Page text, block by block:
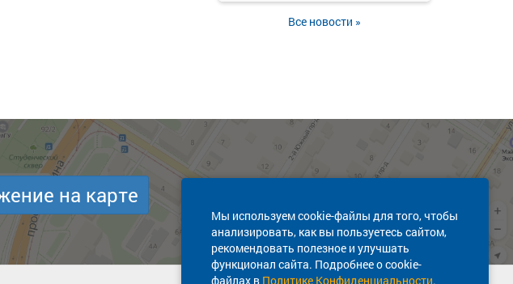
Все новости »
Мы используем cookie-файлы для того, чтобы
анализировать, как вы пользуетесь сайтом,
рекомендовать полезное и улучшать
функционал сайта. Подробнее о cookie-
файлах в Политике Конфиденциальности.
на карте